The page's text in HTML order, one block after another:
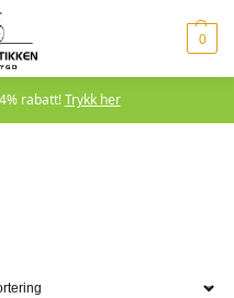
0
rabatt!Trykk her